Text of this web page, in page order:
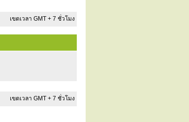
เขตเวลา GMT + 7 ชั่วโมง
เขตเวลา GMT + 7 ชั่วโมง